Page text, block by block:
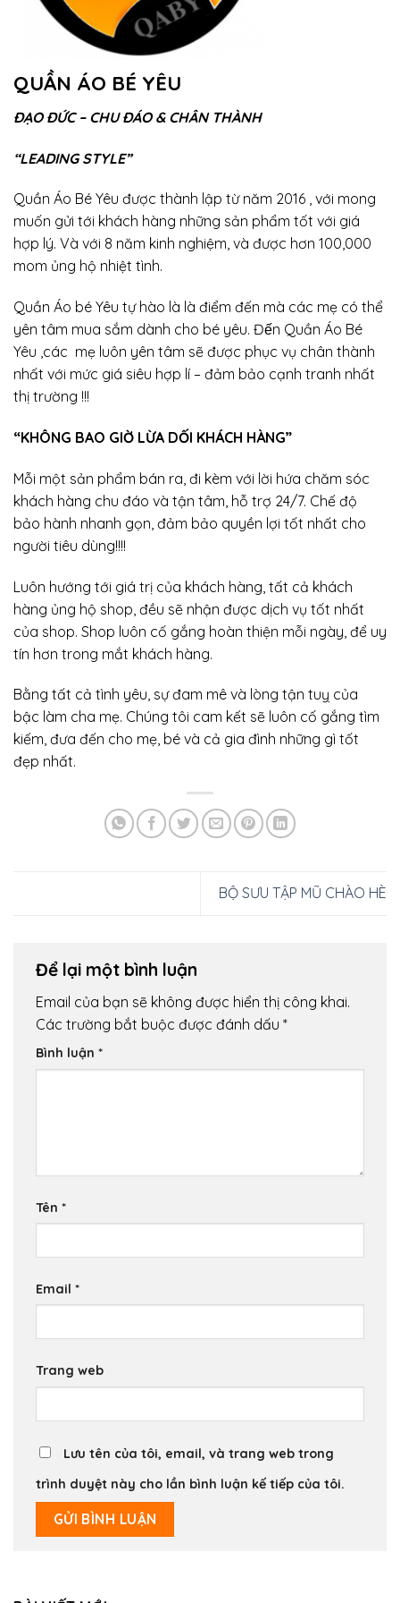
QUẦN ÁO BÉ YÊU
ĐẠO ĐỨC – CHU ĐÁO & CHÂN THÀNH
“LEADING STYLE”
Quần Áo Bé Yêu được thành lập từ năm 2016 , với mong
muốn gửi tới khách hàng những sản phẩm tốt với giá
hợp lý. Và với 8 năm kinh nghiệm, và được hơn 100,000
mom ủng hộ nhiệt tình.
Quần Áo bé Yêu tự hào là là điểm đến mà các mẹ có thể
yên tâm mua sắm dành cho bé yêu. Đến Quần Áo Bé
Yêu ,các mẹ luôn yên tâm sẽ được phục vụ chân thành
nhất với mức giá siêu hợp lí – đảm bảo cạnh tranh nhất
thị trường !!!
“KHÔNG BAO GIỜ LỪA DỐI KHÁCH HÀNG”
Mỗi một sản phẩm bán ra, đi kèm với lời hứa chăm sóc
khách hàng chu đáo và tận tâm, hỗ trợ 24/7. Chế độ
bảo hành nhanh gọn, đảm bảo quyền lợi tốt nhất cho
người tiêu dùng!!!!
Luôn hướng tới giá trị của khách hàng, tất cả khách
hàng ủng hộ shop, đều sẽ nhận được dịch vụ tốt nhất
của shop. Shop luôn cố gắng hoàn thiện mỗi ngày, để uy
tín hơn trong mắt khách hàng.
Bằng tất cả tình yêu, sự đam mê và lòng tận tuỵ của
bậc làm cha mẹ. Chúng tôi cam kết sẽ luôn cố gắng tìm
kiếm, đưa đến cho mẹ, bé và cả gia đình những gì tốt
đẹp nhất.
BỘ SƯU TẬP MŨ CHÀO HÈ
Để lại một bình luận
Email của bạn sẽ không được hiển thị công khai.
Các trường bắt buộc được đánh dấu *
Bình luận *
Tên *
Email *
Trang web
Lưu tên của tôi, email, và trang web trong
trình duyệt này cho lần bình luận kế tiếp của tôi.